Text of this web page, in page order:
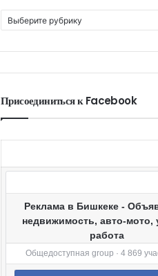
а
г
р
и
Присоединиться к Facebook
Реклама в Бишкеке -
недвижимость, авто-мото,
работа
Общедоступная group · 4 869